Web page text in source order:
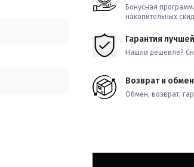
Бонусная
накопительных
Гарантия
Нашли дешевле?
Возврат и обмен
Обмен, возврат,